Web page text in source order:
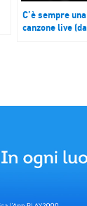
C’è sempre una
canzone live (da